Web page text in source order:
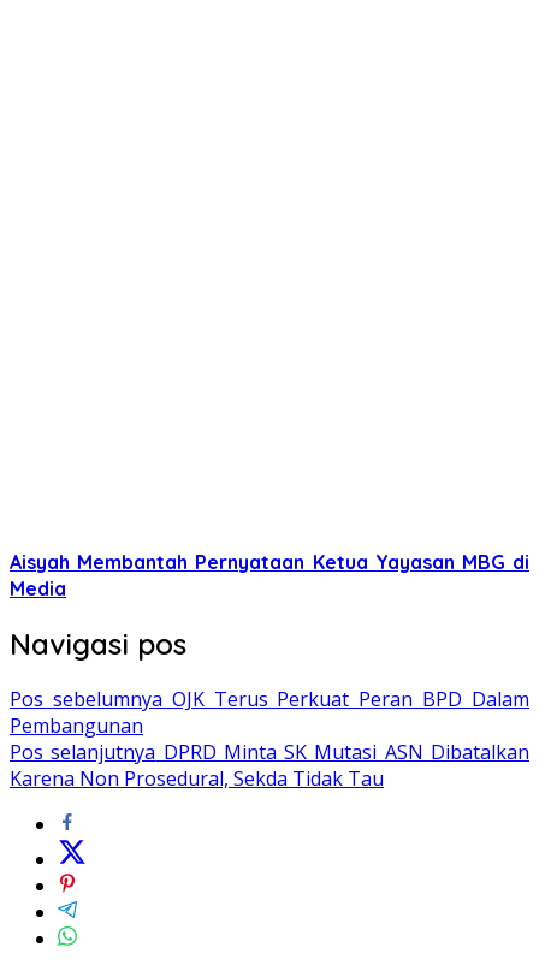
Aisyah Membantah Pernyataan Ketua Yayasan MBG di
Media
Navigasi pos
Pos sebelumnya OJK Terus Perkuat Peran BPD Dalam
Pembangunan
Pos selanjutnya DPRD Minta SK Mutasi ASN Dibatalkan
Karena Non Prosedural, Sekda Tidak Tau